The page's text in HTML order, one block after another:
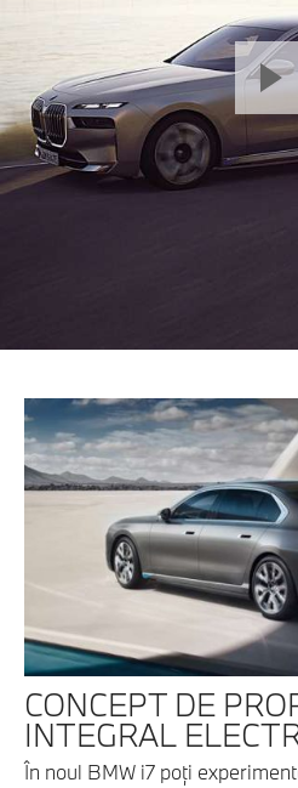
CONCEPT DE
INTEGRAL
În noul BMW i7 poţi